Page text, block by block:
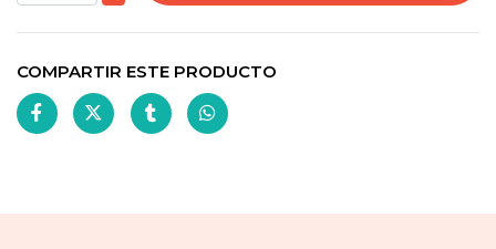
COMPARTIR ESTE PRODUCTO